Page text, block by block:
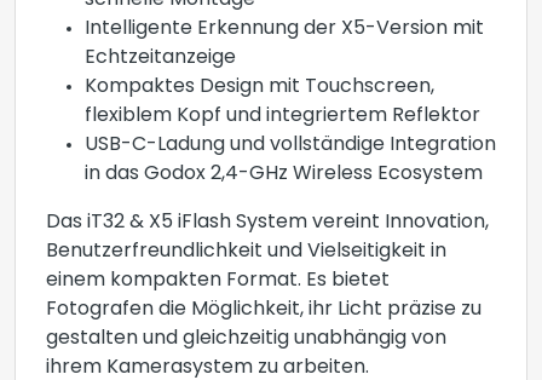
Intelligente Erkennung der X5-Version mit
Echtzeitanzeige
Kompaktes Design mit Touchscreen,
flexiblem Kopf und integriertem Reflektor
USB-C-Ladung und vollständige Integration
in das Godox 2,4-GHz Wireless Ecosystem
Das iT32 & X5 iFlash System vereint Innovation,
Benutzerfreundlichkeit und Vielseitigkeit in
einem kompakten Format. Es bietet
Fotografen die Möglichkeit, ihr Licht präzise zu
gestalten und gleichzeitig unabhängig von
ihrem Kamerasystem zu arbeiten.